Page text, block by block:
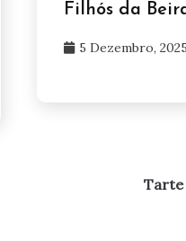
Filhós da
5 Dezembro, 2025
Tarte